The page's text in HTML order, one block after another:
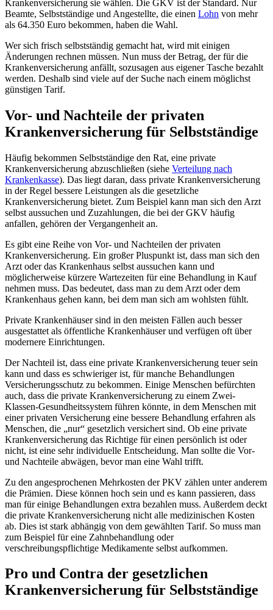
Krankenversicherung sie wählen. Die GKV ist der Standard. Nur
Beamte, Selbstständige und Angestellte, die einen Lohn von mehr
als 64.350 Euro bekommen, haben die Wahl.
Wer sich frisch selbstständig gemacht hat, wird mit einigen
Änderungen rechnen müssen. Nun muss der Betrag, der für die
Krankenversicherung anfällt, sozusagen aus eigener Tasche bezahlt
werden. Deshalb sind viele auf der Suche nach einem möglichst
günstigen Tarif.
Vor- und Nachteile der privaten
Krankenversicherung für Selbstständige
Häufig bekommen Selbstständige den Rat, eine private
Krankenversicherung abzuschließen (siehe Verteilung nach
Krankenkasse). Das liegt daran, dass private Krankenversicherung
in der Regel bessere Leistungen als die gesetzliche
Krankenversicherung bietet. Zum Beispiel kann man sich den Arzt
selbst aussuchen und Zuzahlungen, die bei der GKV häufig
anfallen, gehören der Vergangenheit an.
Es gibt eine Reihe von Vor- und Nachteilen der privaten
Krankenversicherung. Ein großer Pluspunkt ist, dass man sich den
Arzt oder das Krankenhaus selbst aussuchen kann und
möglicherweise kürzere Wartezeiten für eine Behandlung in Kauf
nehmen muss. Das bedeutet, dass man zu dem Arzt oder dem
Krankenhaus gehen kann, bei dem man sich am wohlsten fühlt.
Private Krankenhäuser sind in den meisten Fällen auch besser
ausgestattet als öffentliche Krankenhäuser und verfügen oft über
modernere Einrichtungen.
Der Nachteil ist, dass eine private Krankenversicherung teuer sein
kann und dass es schwieriger ist, für manche Behandlungen
Versicherungsschutz zu bekommen. Einige Menschen befürchten
auch, dass die private Krankenversicherung zu einem Zwei-
Klassen-Gesundheitssystem führen könnte, in dem Menschen mit
einer privaten Versicherung eine bessere Behandlung erfahren als
Menschen, die „nur“ gesetzlich versichert sind. Ob eine private
Krankenversicherung das Richtige für einen persönlich ist oder
nicht, ist eine sehr individuelle Entscheidung. Man sollte die Vor-
und Nachteile abwägen, bevor man eine Wahl trifft.
Zu den angesprochenen Mehrkosten der PKV zählen unter anderem
die Prämien. Diese können hoch sein und es kann passieren, dass
man für einige Behandlungen extra bezahlen muss. Außerdem deckt
die private Krankenversicherung nicht alle medizinischen Kosten
ab. Dies ist stark abhängig von dem gewählten Tarif. So muss man
zum Beispiel für eine Zahnbehandlung oder
verschreibungspflichtige Medikamente selbst aufkommen.
Pro und Contra der gesetzlichen
Krankenversicherung für Selbstständige